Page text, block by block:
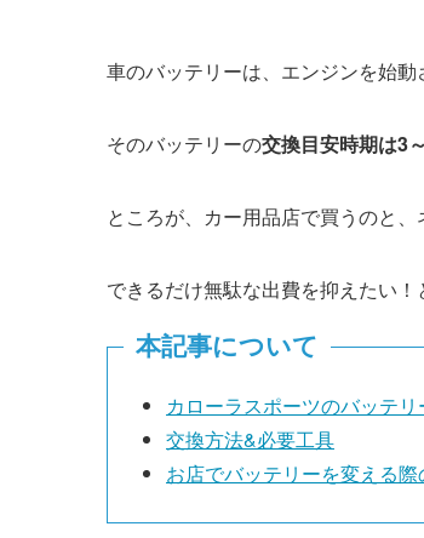
車のバッテリーは、エンジンを始動
そのバッテリーの交換目安時期は3
ところが、カー用品店で買うのと
できるだけ無駄な出費を抑えたい
本記事について
カローラスポーツのバッテ
交換方法&必要工具
お店でバッテリーを変える際